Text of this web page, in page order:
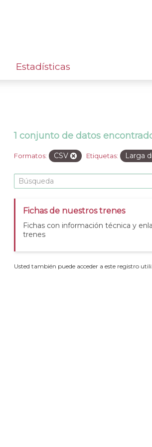
Estadísticas
1 conjunto de datos
Formatos: CSV Etiquetas: Larga
Fichas de nuestros trenes
Fichas con información técnica y
trenes
Usted también puede acceder a este registro